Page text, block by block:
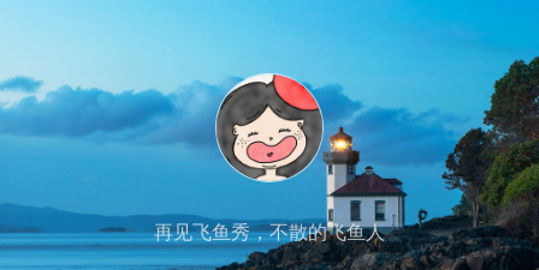
再见飞鱼秀，不散的飞鱼人